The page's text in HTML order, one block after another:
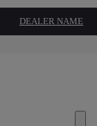
DEALER NAME